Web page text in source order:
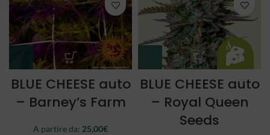
BLUE CHEESE auto
– Barney’s Farm
A partire da: 25,00€
BLUE CHEESE auto
– Royal Queen
Seeds